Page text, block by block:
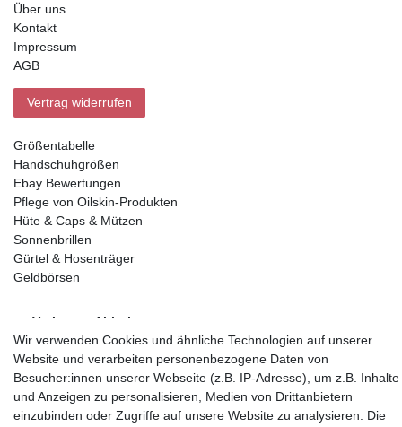
Über uns
Kontakt
Impressum
AGB
Vertrag widerrufen
Größentabelle
Handschuhgrößen
Ebay Bewertungen
Pflege von Oilskin-Produkten
Hüte & Caps & Mützen
Sonnenbrillen
Gürtel & Hosenträger
Geldbörsen
Vorkasse, Abholung
Wir verwenden Cookies und ähnliche Technologien auf unserer
Website und verarbeiten personenbezogene Daten von
Besucher:innen unserer Webseite (z.B. IP-Adresse), um z.B. Inhalte
und Anzeigen zu personalisieren, Medien von Drittanbietern
einzubinden oder Zugriffe auf unsere Website zu analysieren. Die